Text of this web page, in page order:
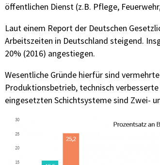
öffentlichen Dienst (z.B. Pflege,
Laut einem Report der Deutschen
Arbeitszeiten in Deutschland steigend.
20% (2016) angestiegen.
Wesentliche Gründe hierfür sind
Produktionsbetrieb, technisch
eingesetzten Schichtsysteme sind Zwei-